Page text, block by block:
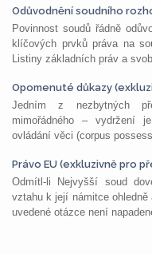
Odůvodnění soudního
Povinnost soudů řádně
klíčových prvků práva na
Listiny základních práv a
Opomenuté důkazy
Jedním z nezbytných
mimořádného – vydržení
ovládání věci (corpus
Právo EU (exkluzivně pro
Odmítl-li Nejvyšší soud
vztahu k její námitce
uvedené otázce není